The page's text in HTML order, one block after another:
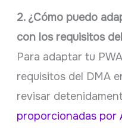
2. ¿Cómo puedo
con los requisitos
Para adaptar tu
requisitos del DMA
revisar
proporcionadas por